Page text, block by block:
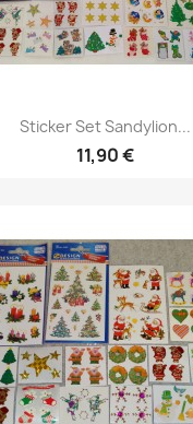
Sticker Set Sandylion...
11,90 €